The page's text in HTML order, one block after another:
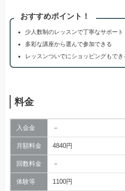
おすすめポイント！
少人数制のレッスンで丁寧なサポート
多彩な講座から選んで参加できる
レッスンついでにショッピングもで
料金
入会金 －
月額料金 4840円
回数料金 －
体験等 1100円